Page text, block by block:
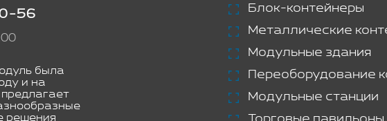
56
была
и на
решения
Блок-контейнеры
Металлические
Модульные здания
Переоборудование
Модульные станции